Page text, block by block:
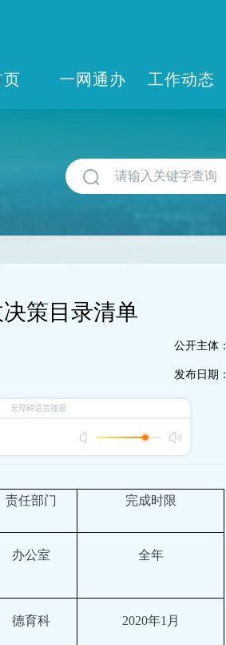
页 一网通办 工作动态
策目录清单
公开主体：
发布日期：
责任部门 完成时限
办公室 全年
德育科 2020年1月